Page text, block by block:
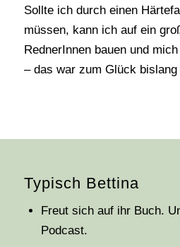
Sollte ich durch einen
müssen, kann ich auf ein
RednerInnen bauen und
– das war zum Glück
Typisch Bettina
Freut sich auf ihr Buch.
Podcast.